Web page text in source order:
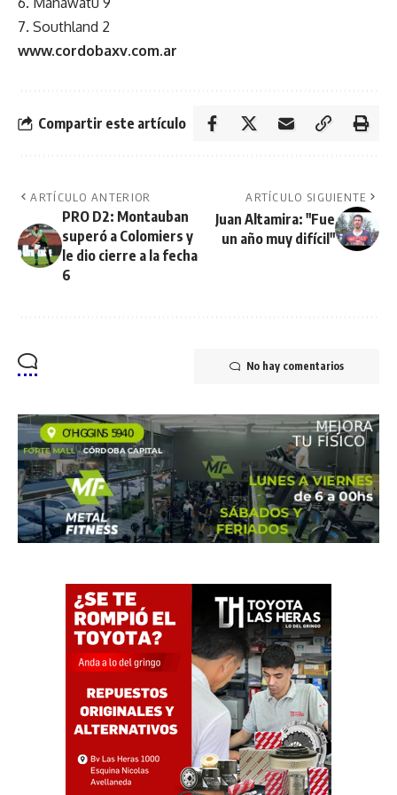
7. Southland 2
www.cordobaxv.com.ar
Compartir este artículo
ARTÍCULO ANTERIOR
PRO D2: Montauban
superó a Colomiers y
le dio cierre a la fecha
6
ARTÍCULO SIGUIENTE
Juan Altamira: "Fue
un año muy difícil"
No hay comentarios